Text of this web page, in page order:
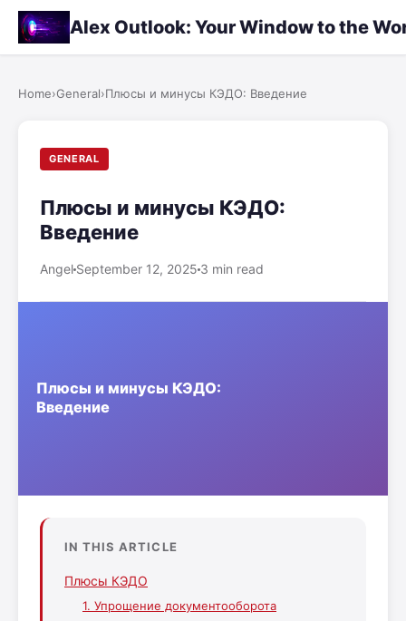
Alex Outlook: Your Window to the
Home›General›Плюсы и минусы КЭДО: Введение
GENERAL
Плюсы и минусы КЭДО:
Введение
Angel September 12, 2025 3 min read
IN THIS ARTICLE
Плюсы КЭДО
1. Упрощение документооборота